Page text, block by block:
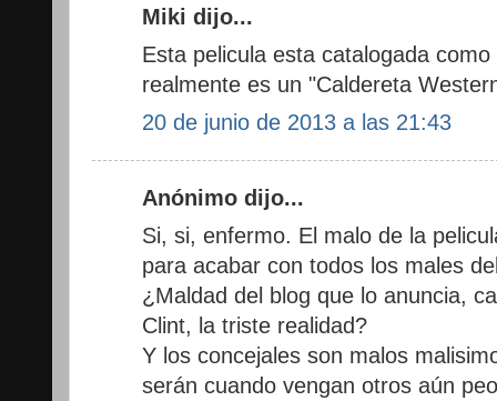
Miki dijo...
Esta pelicula esta catalogada
realmente es un "Caldereta
20 de junio de 2013 a las 21:43
Anónimo dijo...
Si, si, enfermo. El malo de la
para acabar con todos los males
¿Maldad del blog que lo anuncia,
Clint, la triste realidad?
Y los concejales son malos
serán cuando vengan otros aún